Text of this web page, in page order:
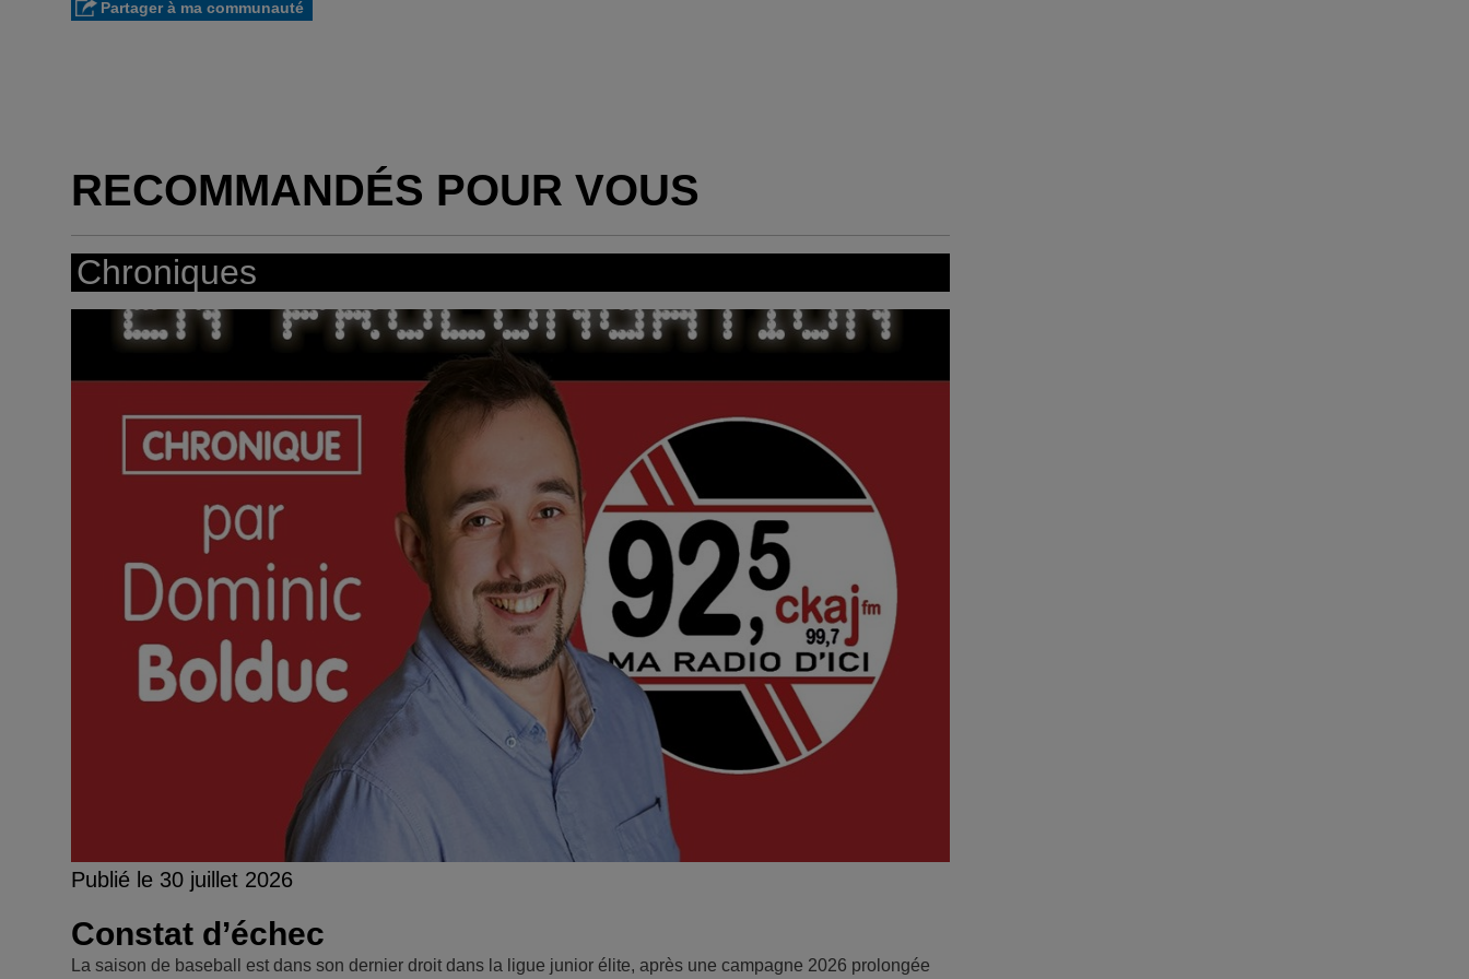
Partager à ma communauté
RECOMMANDÉS POUR VOUS
Chroniques
Publié le 30 juillet 2026
Constat d’échec
La saison de baseball est dans son dernier droit dans la ligue junior élite, après une campagne 2026 prolongée